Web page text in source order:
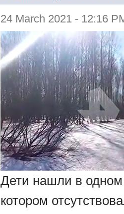
24 March 2021 - 12:16
Дети нашли в одном
котором